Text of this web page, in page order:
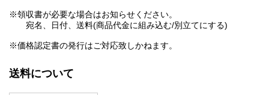
※領収書が必要な場合はお知らせください。
宛名、日付、送料(商品代金に組み込む/別立てにする)
※価格認定書の発行はご対応致しかねます。
送料について